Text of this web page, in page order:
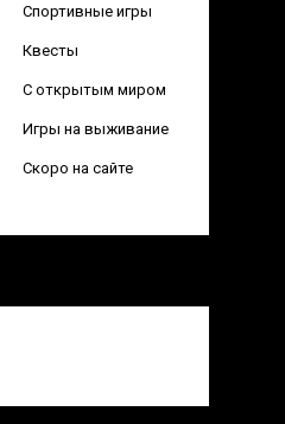
Спортивные игры
Квесты
С открытым миром
Игры на выживание
Скоро на сайте